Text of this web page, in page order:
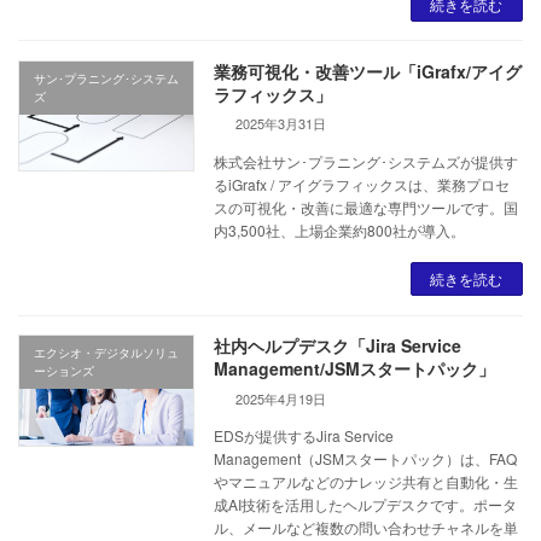
サン･プラニング･システム
ズ
業務可視化・改善ツール「iGrafx/アイグ
ラフィックス」
2025年3月31日
株式会社サン･プラニング･システムズが提供す
るiGrafx / アイグラフィックスは、業務プロセ
スの可視化・改善に最適な専門ツールです。国
内3,500社、上場企業約800社が導入。
続きを読む
エクシオ・デジタルソリュ
ーションズ
社内ヘルプデスク「Jira Service
Management/JSMスタートパック」
2025年4月19日
EDSが提供するJira Service
Management（JSMスタートパック）は、FAQ
やマニュアルなどのナレッジ共有と自動化・生
成AI技術を活用したヘルプデスクです。ポータ
ル、メールなど複数の問い合わせチャネルを単